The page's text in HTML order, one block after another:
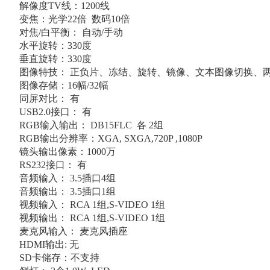
解像度TV线：1200线
变焦：光学22倍 数码10倍
对焦/白平衡： 自动/手动
水平旋转： 330度
垂直旋转： 330度
图像特技：
正负片、冻结、旋转、镜像、文本图像切换、
图像存储： 16幅/32幅
同屏对比：
有
USB2.0接口： 有
RGB输入输出： DB15FLC 各 2组
RGB输出分辨率：XGA, SXGA,720P ,1080P
镜头输出像素： 1000万
RS232接口： 有
音频输入：
3.5插口4组
音频输出：
3.5插口1组
视频输入：
RCA 1组,S-VIDEO 1组
视频输出：
RCA 1组,S-VIDEO 1组
麦克风输入：
麦克风插座
HDMI输出: 无
SD卡储存：不支持